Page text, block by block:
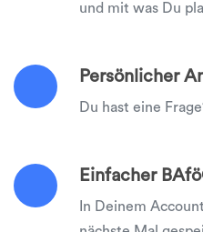
und mit was Du
Persönlicher
Du hast eine
Einfacher
In Deinem